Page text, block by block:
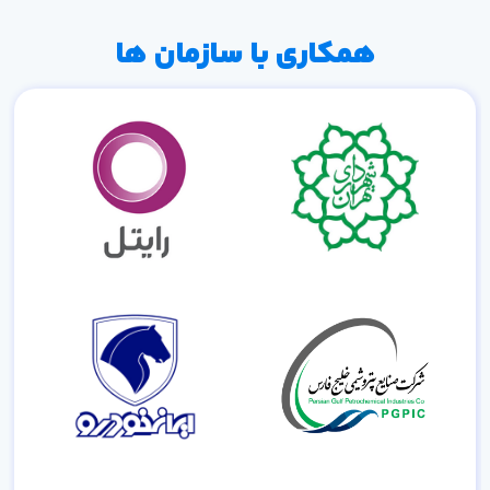
همکاری با سازمان ها